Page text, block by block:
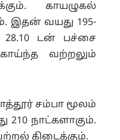
காயழுகல்
இதன் வயது 195-
28.10 டன் பச்சை
வற்றலும்
சம்பா மூலம்
நாட்களாகும்.
கிடைக்கும்.